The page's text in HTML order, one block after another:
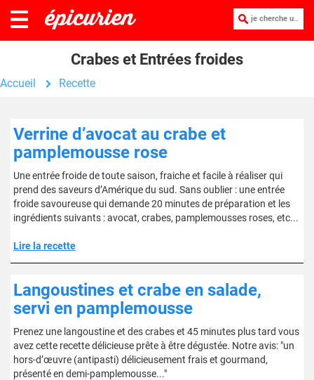
je cherche une recette :
Crabes et Entrées froides
Accueil Recette
Verrine d’avocat au crabe et
pamplemousse rose
Une entrée froide de toute saison, fraiche et facile à réaliser qui
prend des saveurs d’Amérique du sud. Sans oublier : une entrée
froide savoureuse qui demande 20 minutes de préparation et les
ingrédients suivants : avocat, crabes, pamplemousses roses, etc...
Lire la recette
Langoustines et crabe en salade,
servi en pamplemousse
Prenez une langoustine et des crabes et 45 minutes plus tard vous
avez cette recette délicieuse prête à être dégustée. Notre avis: "un
hors-d’œuvre (antipasti) délicieusement frais et gourmand,
présenté en demi-pamplemousse..."